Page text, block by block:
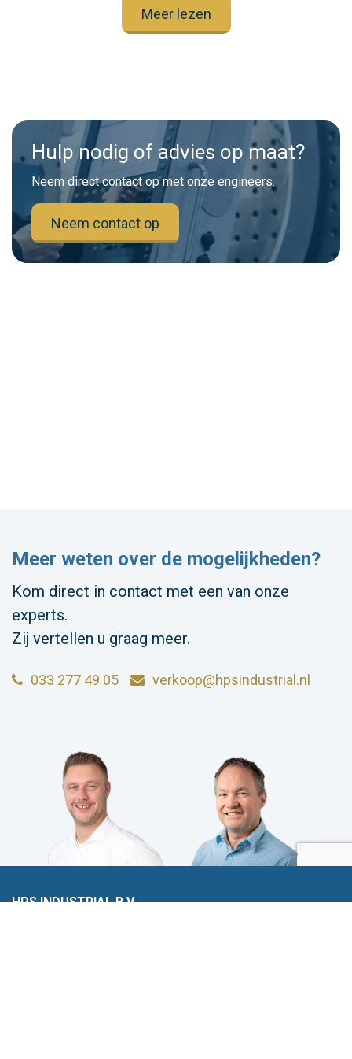
Meer lezen
Hulp nodig of advies op maat?
Neem direct contact op met onze engineers.
Neem contact op
Meer weten over de mogelijkheden?
Kom direct in contact met een van onze
experts.
Zij vertellen u graag meer.
033 277 49 05 verkoop@hpsindustrial.nl
HPS INDUSTRIAL B.V.